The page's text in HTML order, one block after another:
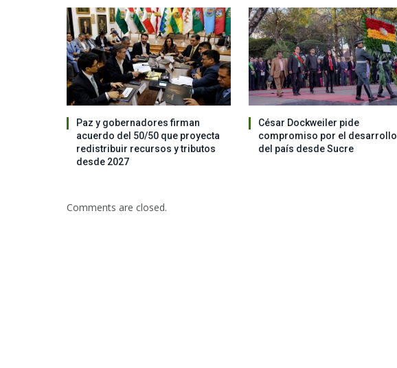
Paz y gobernadores firman
acuerdo del 50/50 que proyecta
redistribuir recursos y tributos
desde 2027
César Dockweiler pide
compromiso por el desarrollo
del país desde Sucre
Comments are closed.